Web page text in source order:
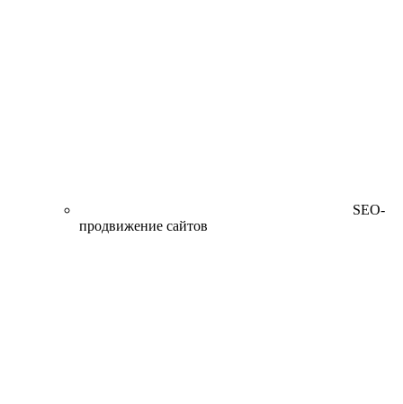
SEO-
продвижение сайтов